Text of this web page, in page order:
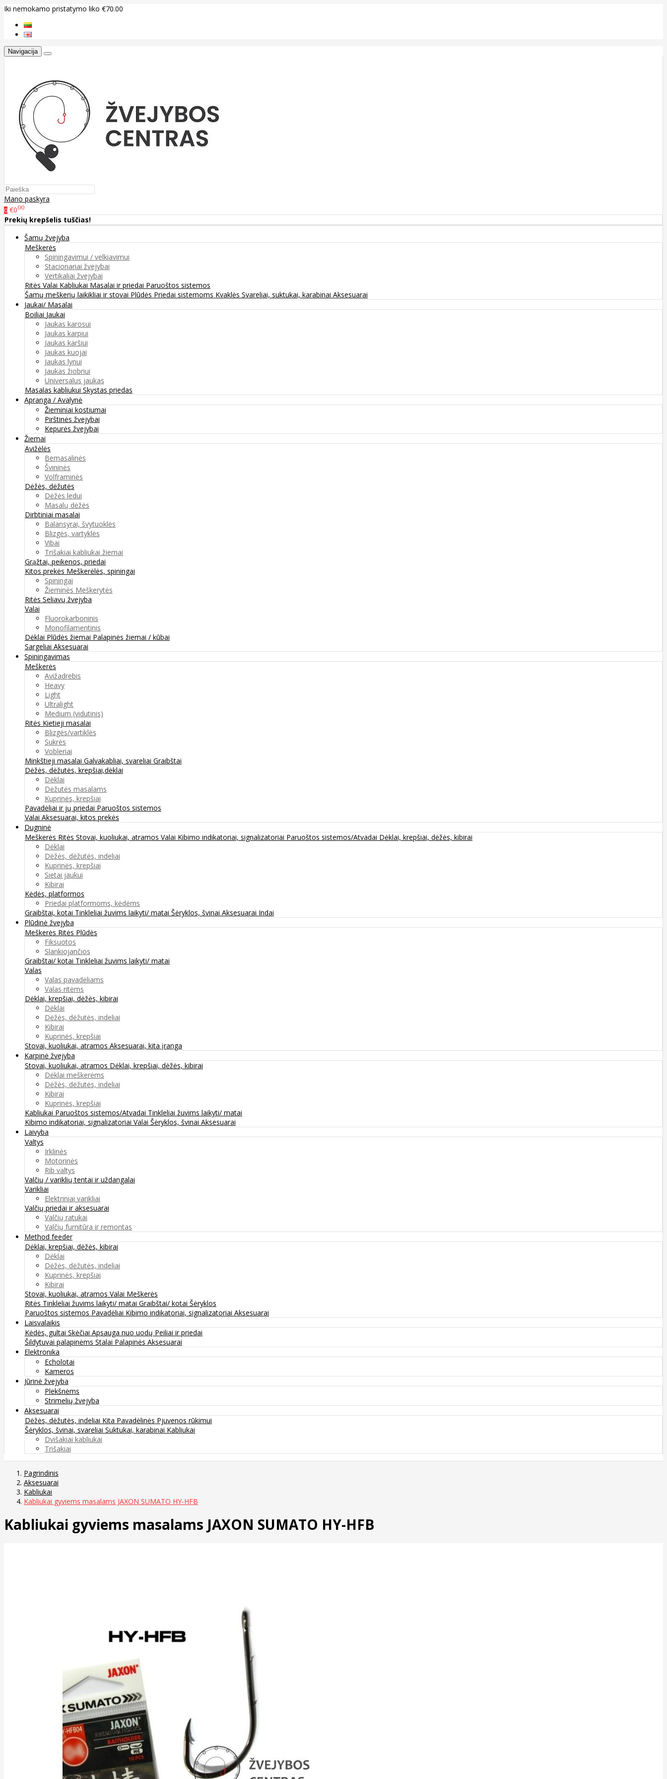
Iki nemokamo pristatymo liko €70.00
Navigacija
Mano paskyra
0 €000
Prekių krepšelis tuščias!
Šamų žvejyba
Meškerės
Spiningavimui / velkiavimui
Stacionariai žvejybai
Vertikaliai žvejybai
Ritės Valai Kabliukai Masalai ir priedai Paruoštos sistemos
Šamų meškerių laikikliai ir stovai Plūdės Priedai sistemoms Kvaklės Svareliai, suktukai, karabinai Aksesuarai
Jaukai/ Masalai
Boiliai Jaukai
Jaukas karosui
Jaukas karpiui
Jaukas karšiui
Jaukas kuojai
Jaukas lynui
Jaukas žiobriui
Universalus jaukas
Masalas kabliukui Skystas priedas
Apranga / Avalynė
Žieminiai kostiumai
Pirštinės žvejybai
Kepurės žvejybai
Žiemai
Avižėlės
Bemasalinės
Švininės
Volframinės
Dėžės, dėžutės
Dėžės ledui
Masalų dėžės
Dirbtiniai masalai
Balansyrai, švytuoklės
Blizgės, vartyklės
Vibai
Trišakiai kabliukai žiemai
Grąžtai, peikenos, priedai
Kitos prekės Meškerėlės, spiningai
Spiningai
Žieminės Meškerytės
Ritės Seliavų žvejyba
Valai
Fluorokarboninis
Monofilamentinis
Dėklai Plūdės žiemai Palapinės žiemai / kūbai
Sargeliai Aksesuarai
Spiningavimas
Meškerės
Avižadrebis
Heavy
Light
Ultralight
Medium (vidutinis)
Ritės Kietieji masalai
Blizgės/vartiklės
Sukrės
Vobleriai
Minkštieji masalai Galvakabliai, svareliai Graibštai
Dėžės, dėžutės, krepšiai,dėklai
Dėklai
Dėžutės masalams
Kuprinės, krepšiai
Pavadėliai ir jų priedai Paruoštos sistemos
Valai Aksesuarai, kitos prekės
Dugninė
Meškerės Ritės Stovai, kuoliukai, atramos Valai Kibimo indikatoriai, signalizatoriai Paruoštos sistemos/Atvadai Dėklai, krepšiai, dėžės, kibirai
Dėklai
Dėžės, dėžutės, indeliai
Kuprinės, krepšiai
Sietai jaukui
Kibirai
Kėdės, platformos
Priedai platformoms, kėdėms
Graibštai, kotai Tinkleliai žuvims laikyti/ matai Šėryklos, švinai Aksesuarai Indai
Plūdinė žvejyba
Meškerės Ritės Plūdės
Fiksuotos
Slankiojančios
Graibštai/ kotai Tinkleliai žuvims laikyti/ matai
Valas
Valas pavadėliams
Valas ritėms
Dėklai, krepšiai, dėžės, kibirai
Dėklai
Dėžės, dėžutės, indeliai
Kibirai
Kuprinės, krepšiai
Stovai, kuoliukai, atramos Aksesuarai, kita įranga
Karpinė žvejyba
Stovai, kuoliukai, atramos Dėklai, krepšiai, dėžės, kibirai
Dėklai meškerėms
Dėžės, dėžutės, indeliai
Kibirai
Kuprinės, krepšiai
Kabliukai Paruoštos sistemos/Atvadai Tinkleliai žuvims laikyti/ matai
Kibimo indikatoriai, signalizatoriai Valai Šėryklos, švinai Aksesuarai
Laivyba
Valtys
Irklinės
Motorinės
Rib valtys
Valčių / variklių tentai ir uždangalai
Varikliai
Elektriniai varikliai
Valčių priedai ir aksesuarai
Valčių ratukai
Valčių furnitūra ir remontas
Method feeder
Dėklai, krepšiai, dėžės, kibirai
Dėklai
Dėžės, dėžutės, indeliai
Kuprinės, krepšiai
Kibirai
Stovai, kuoliukai, atramos Valai Meškerės
Ritės Tinkleliai žuvims laikyti/ matai Graibštai/ kotai Šėryklos
Paruoštos sistemos Pavadėliai Kibimo indikatoriai, signalizatoriai Aksesuarai
Laisvalaikis
Kėdės, gultai Skėčiai Apsauga nuo uodų Peiliai ir priedai
Šildytuvai palapinėms Stalai Palapinės Aksesuarai
Elektronika
Echolotai
Kameros
Jūrinė žvejyba
Plekšnėms
Strimelių žvejyba
Aksesuarai
Dėžės, dėžutės, indeliai Kita Pavadėlinės Pjuvenos rūkimui
Šėryklos, švinai, svareliai Suktukai, karabinai Kabliukai
Dvišakiai kabliukai
Trišakiai
Pagrindinis
Aksesuarai
Kabliukai
Kabliukai gyviems masalams JAXON SUMATO HY-HFB
Kabliukai gyviems masalams JAXON SUMATO HY-HFB